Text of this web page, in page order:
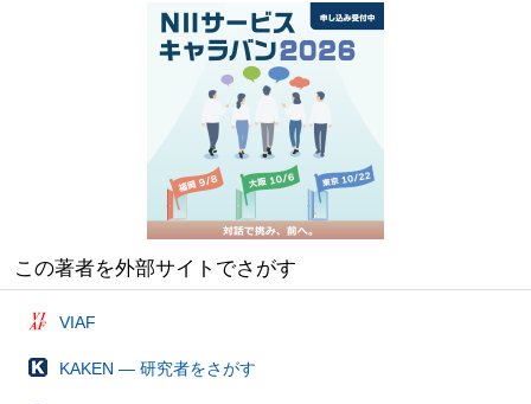
この著者を外部サイトでさがす
VIAF
KAKEN — 研究者をさがす